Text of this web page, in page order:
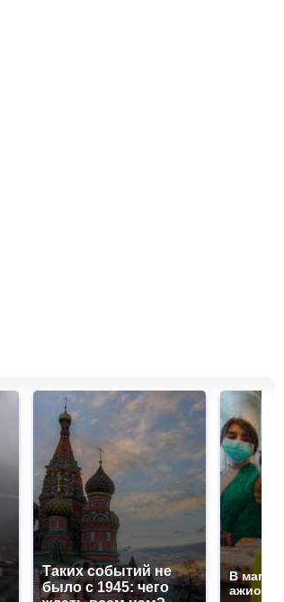
Таких событий не
было с 1945: чего
В
ажиотаж